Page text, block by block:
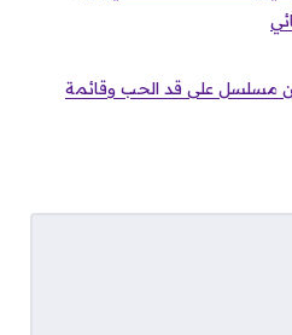
عرض الحلقة 23 من مسلسل على قد الحب وقائمة